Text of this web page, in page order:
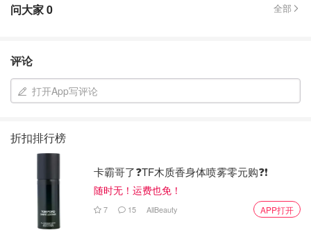
问大家0 全部
评论
打开App写评论
折扣排行榜
卡霸哥了❓TF木质香身体喷雾零元购❓❗
随时无！运费也免！
7 15 AllBeauty APP打开